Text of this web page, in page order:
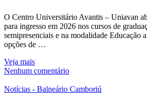
O Centro Universitário Avantis – Uniavan
para ingresso em 2026 nos cursos de
semipresenciais e na modalidade
opções de …
Veja mais
Nenhum comentário
Notícias - Balneário Camboriú